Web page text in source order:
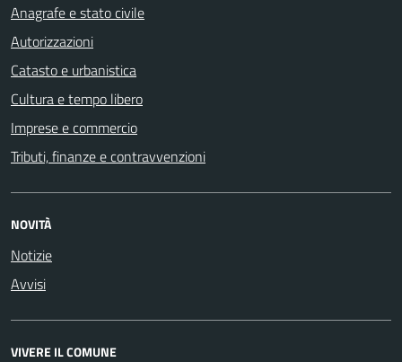
Anagrafe e stato civile
Autorizzazioni
Catasto e urbanistica
Cultura e tempo libero
Imprese e commercio
Tributi, finanze e contravvenzioni
NOVITÀ
Notizie
Avvisi
VIVERE IL COMUNE